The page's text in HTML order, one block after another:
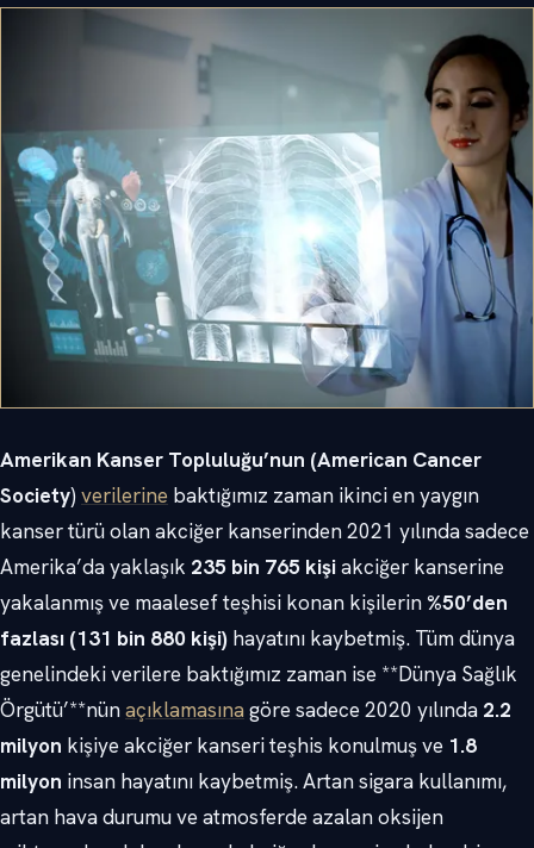
Amerikan Kanser Topluluğu’nun (American Cancer
Society)verilerine baktığımız zaman ikinci en yaygın
kanser türü olan akciğer kanserinden 2021 yılında sadece
Amerika’da yaklaşık 235 bin 765 kişiakciğer kanserine
yakalanmış ve maalesef teşhisi konan kişilerin%50’den
fazlası (131 bin 880 kişi) hayatını kaybetmiş. Tüm dünya
genelindeki verilere baktığımız zaman ise **Dünya Sağlık
Örgütü’**nünaçıklamasına göre sadece 2020 yılında 2.2
milyon kişiye akciğer kanseri teşhis konulmuş ve 1.8
milyon insan hayatını kaybetmiş. Artan sigara kullanımı,
artan hava durumu ve atmosferde azalan oksijen